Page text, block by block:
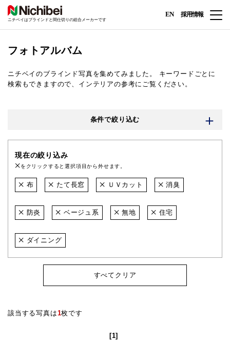
ニチベイはブラインドと間仕切りの総合メーカーです
EN 採用情報
フォトアルバム
ニチベイのブラインド写真を集めてみました。
キーワードごとに
検索もできますので、インテリアの参考にご覧ください。
条件で絞り込む
現在の絞り込み
をクリックすると選択項目から外せます。
布 たて長窓 ＵＶカット 消臭
防炎 ベージュ系 無地 住宅
ダイニング
すべてクリア
該当する写真は1枚です
[1]